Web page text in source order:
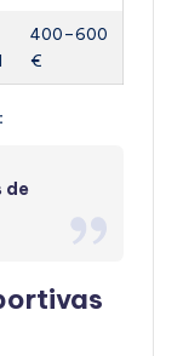
400–600
€
de